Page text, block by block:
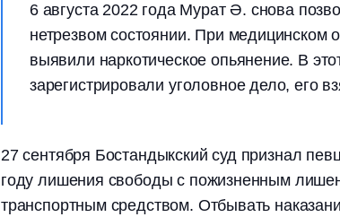
6 августа 2022 года Мурат Ә. снова
нетрезвом состоянии. При медицинском
выявили наркотическое опьянение. В
зарегистрировали уголовное дело, его
27 сентября Бостандыкский суд признал
году лишения свободы с пожизненным
транспортным средством. Отбывать